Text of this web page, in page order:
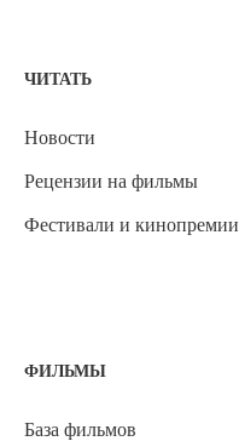
ЧИТАТЬ
Новости
Рецензии на фильмы
Фестивали и кинопремии
ФИЛЬМЫ
База фильмов